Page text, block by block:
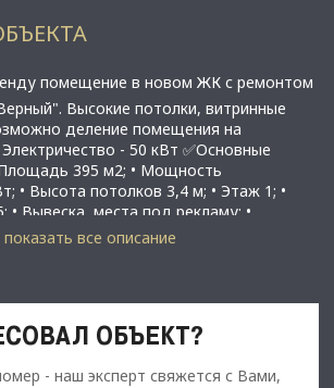
помещение в новом ЖК с ремонтом
Высокие потолки, витринные
деление помещения на
- 50 кВт ✅Основные
Площадь 395 м2; • Мощность
• Высота потолков 3,4 м; • Этаж 1; •
• Вывеска, места под рекламу; •
состоянии; • Все коммуникации:
в удобное Вам время. ⭐ Мы –
рынка недвижимости Санкт-
показать все описание
ОБЪЕКТ?
- наш эксперт свяжется с Вами,